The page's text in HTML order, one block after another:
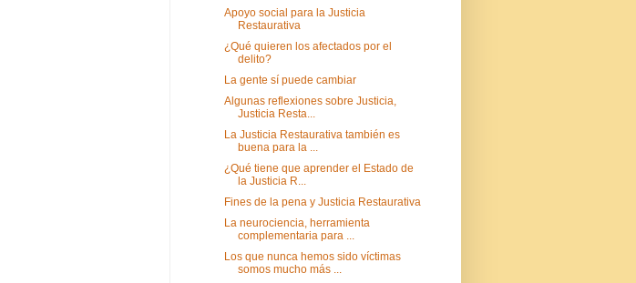
Apoyo social para la Justicia
Restaurativa
¿Qué quieren los afectados por el
delito?
La gente sí puede cambiar
Algunas reflexiones sobre Justicia,
Justicia Resta...
La Justicia Restaurativa también es
buena para la ...
¿Qué tiene que aprender el Estado de
la Justicia R...
Fines de la pena y Justicia Restaurativa
La neurociencia, herramienta
complementaria para ...
Los que nunca hemos sido víctimas
somos mucho más ...